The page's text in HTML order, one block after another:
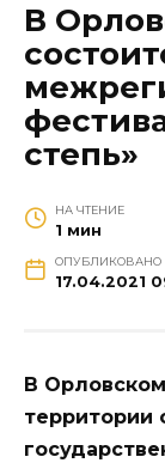
В
степь»
НА ЧТЕНИЕ
1 мин
ОПУБЛИКОВАНО
17.04.2021
В
территории